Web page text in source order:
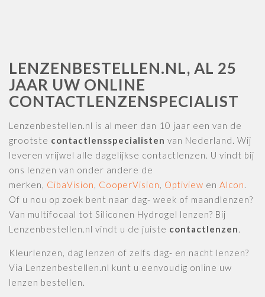
LENZENBESTELLEN.NL, AL 25
JAAR UW ONLINE
CONTACTLENZENSPECIALIST
Lenzenbestellen.nl is al meer dan 10 jaar een van de
grootste contactlensspecialisten van Nederland. Wij
leveren vrijwel alle dagelijkse contactlenzen. U vindt bij
ons lenzen van onder andere de
merken, CibaVision, CooperVision, Optiview en Alcon.
Of u nou op zoek bent naar dag- week of maandlenzen?
Van multifocaal tot Siliconen Hydrogel lenzen? Bij
Lenzenbestellen.nl vindt u de juiste contactlenzen.
Kleurlenzen, dag lenzen of zelfs dag- en nacht lenzen?
Via Lenzenbestellen.nl kunt u eenvoudig online uw
lenzen bestellen.